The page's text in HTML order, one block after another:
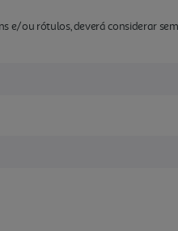
e/ou rótulos, deverá considerar